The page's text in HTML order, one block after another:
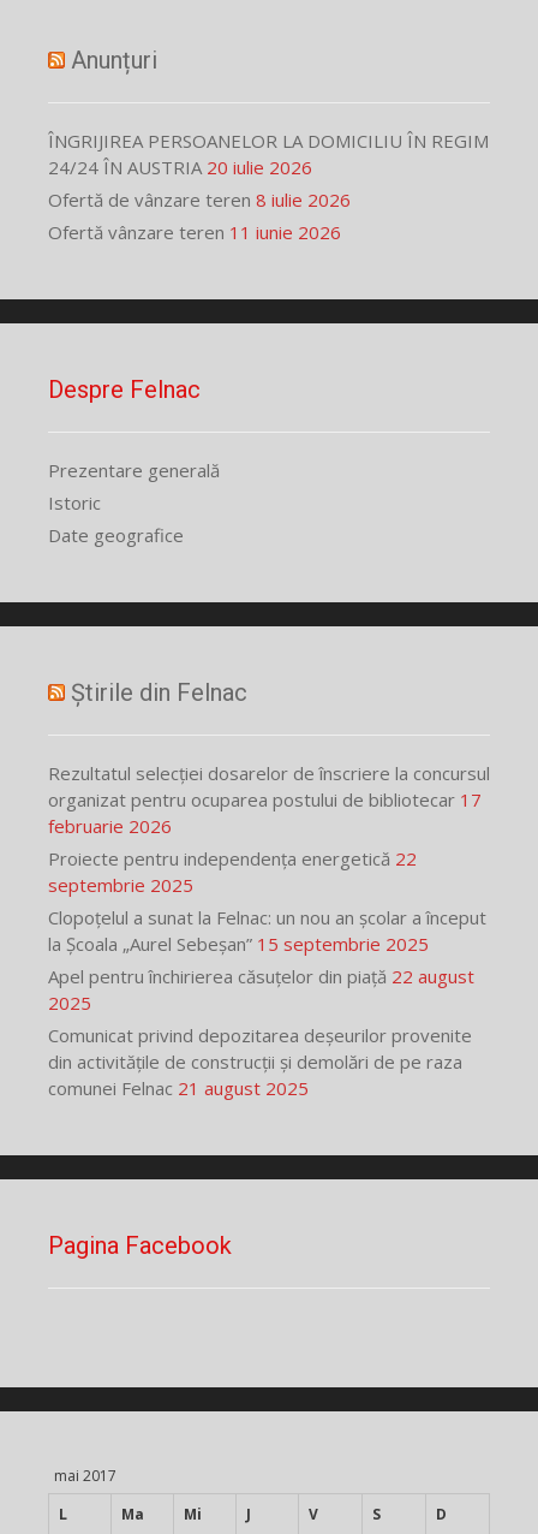
Anunțuri
ÎNGRIJIREA PERSOANELOR LA DOMICILIU ÎN REGIM
24/24 ÎN AUSTRIA 20 iulie 2026
Ofertă de vânzare teren 8 iulie 2026
Ofertă vânzare teren 11 iunie 2026
Despre Felnac
Prezentare generală
Istoric
Date geografice
Știrile din Felnac
Rezultatul selecției dosarelor de înscriere la concursul
organizat pentru ocuparea postului de bibliotecar 17
februarie 2026
Proiecte pentru independența energetică 22
septembrie 2025
Clopoțelul a sunat la Felnac: un nou an școlar a început
la Școala „Aurel Sebeșan” 15 septembrie 2025
Apel pentru închirierea căsuțelor din piață 22 august
2025
Comunicat privind depozitarea deșeurilor provenite
din activitățile de construcții și demolări de pe raza
comunei Felnac 21 august 2025
Pagina Facebook
mai 2017
L
Ma Mi J V S D